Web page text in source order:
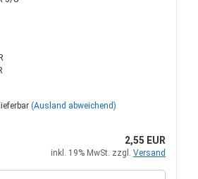
(Ausland abweichend)
2,55 EUR
inkl. 19% MwSt. zzgl. Versand